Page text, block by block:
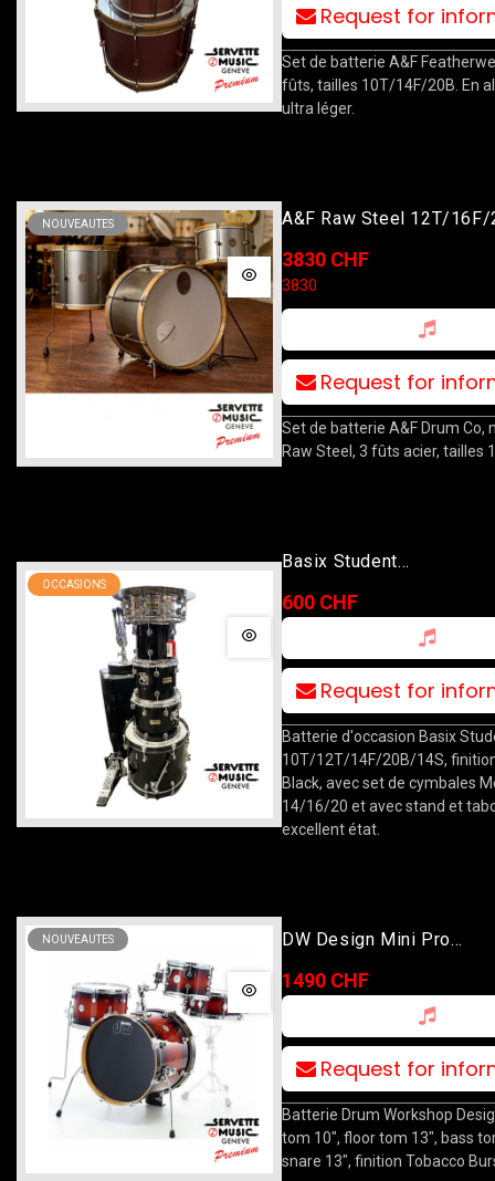
Request for
Set de batterie A&F
fûts, tailles 10T/14F/20B. En
ultra léger.
NOUVEAUTES A&F Raw Steel 12T/16F/
3830 CHF
3830
Request for
Set de batterie A&F Drum Co,
Raw Steel, 3 fûts acier, tailles
OCCASIONS
Basix Student
Avec Set Cymbales
600 CHF
Request for
Batterie d'occasion Basix
10T/12T/14F/20B/14S,
Black, avec set de cymbales
14/16/20 et avec stand et
excellent état.
NOUVEAUTES
DW Design Mini Pro
1490 CHF
Request for
Batterie Drum Workshop
tom 10", floor tom 13", bass
snare 13", finition Tobacco